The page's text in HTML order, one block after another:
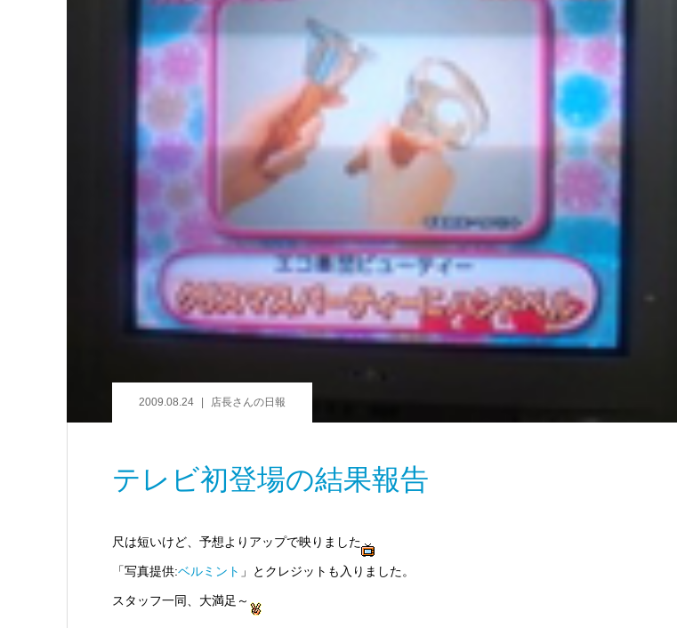
2009.08.24 店長さんの日報
テレビ初登場の結果報告
尺は短いけど、予想よりアップで映りました
「写真提供:ベルミント 」とクレジットも入りました。
スタッフ一同、大満足～